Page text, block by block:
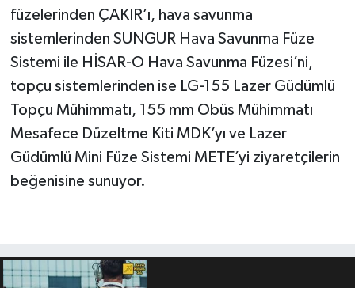
füzelerinden ÇAKIR’ı, hava savunma
sistemlerinden SUNGUR Hava Savunma Füze
Sistemi ile HİSAR-O Hava Savunma Füzesi’ni,
topçu sistemlerinden ise LG-155 Lazer Güdümlü
Topçu Mühimmatı, 155 mm Obüs Mühimmatı
Mesafece Düzeltme Kiti MDK’yı ve Lazer
Güdümlü Mini Füze Sistemi METE’yi ziyaretçilerin
beğenisine sunuyor.